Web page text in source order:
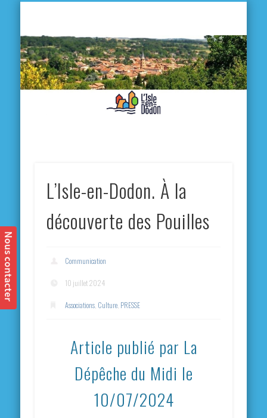
L’Isle-en-Dodon. À la
découverte des Pouilles
Communication
10 juillet 2024
Associations Culture PRESSE
Article publié par La
Dépêche du Midi le
10/07/2024